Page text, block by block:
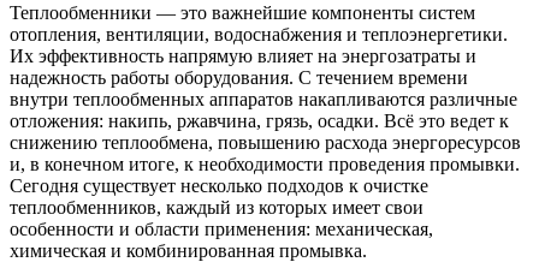
Теплообменники — это важнейшие компоненты систем
отопления, вентиляции, водоснабжения и теплоэнергетики.
Их эффективность напрямую влияет на энергозатраты и
надежность работы оборудования. С течением времени
внутри теплообменных аппаратов накапливаются различные
отложения: накипь, ржавчина, грязь, осадки. Всё это ведет к
снижению теплообмена, повышению расхода энергоресурсов
и, в конечном итоге, к необходимости проведения промывки.
Сегодня существует несколько подходов к очистке
теплообменников, каждый из которых имеет свои
особенности и области применения: механическая,
химическая и комбинированная промывка.